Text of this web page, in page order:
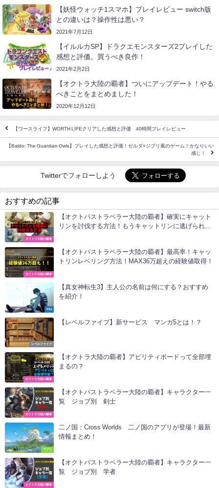
【妖怪ウォッチ1スマホ】プレイレビュー switch版
との違いは？操作性は悪い？
2021年7月12日
【イルルカSP】ドラクエモンスターズ2プレイした
感想と評価。買うべき良作！
2021年2月2日
【オクトラ大陸の覇者】ついにアップデート！やる
べきことをまとめました！
2020年12月12日
【ワースライフ】WORTH LIFEクリアした感想と評価 40時間プレイレビュー
【Baldo: The Guardian Owls】プレイした感想と評価！ゼルダ×ジブリ風のゲーム！かなりいい
感じ！
Twitterでフォローしよう
おすすめの記事
オクトラ大陸の覇者
【オクトパストラベラー大陸の覇者】確実にキャット
リンを討伐する方法！もうキャットリンに逃げられま
オクトラ大陸の覇者
【オクトパストラベラー大陸の覇者】最高率！キャッ
トリンレベリング方法！MAX36万超えの経験値取得！
PS4
【真女神転生3】主人公の名前は何にする？おすすめ
を紹介！
レベルファイブ
【レベルファイブ】新サービス マンガ5とは！？
オクトラ大陸の覇者
【オクトラ大陸の覇者】アビリティボードって全部埋
まるの？
オクトラ大陸の覇者
【オクトパストラベラー大陸の覇者】キャラクター一
覧 ジョブ別 剣士
アプリ
二ノ国：Cross Worlds 二ノ国のアプリが登場！最新
情報まとめ！
オクトラ大陸の覇者
【オクトパストラベラー大陸の覇者】キャラクター一
覧 ジョブ別 学者